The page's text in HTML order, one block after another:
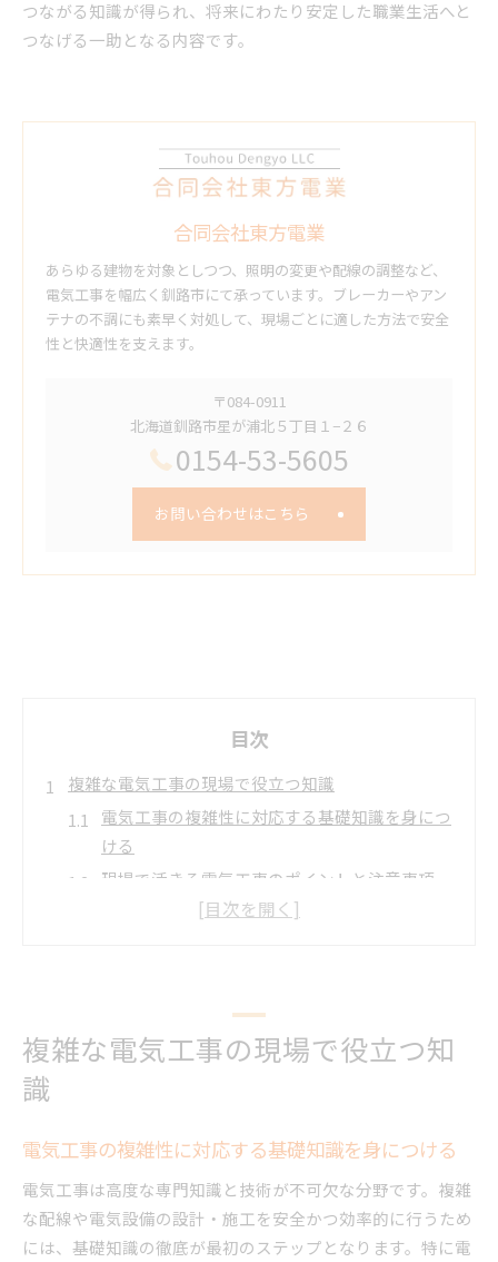
つながる知識が得られ、将来にわたり安定した職業生活へと
つなげる一助となる内容です。
合同会社東方電業
あらゆる建物を対象としつつ、照明の変更や配線の調整など、
電気工事を幅広く釧路市にて承っています。ブレーカーやアン
テナの不調にも素早く対処して、現場ごとに適した方法で安全
性と快適性を支えます。
〒084-0911
北海道釧路市星が浦北５丁目１−２６
0154-53-5605
お問い合わせはこちら
目次
複雑な電気工事の現場で役立つ知識
電気工事の複雑性に対応する基礎知識を身につ
ける
現場で活きる電気工事のポイントと注意事項
複雑な配線工事で求められる電気工事の理解力
高度化する電気工事に求められる力とは
複雑性に強い電気工事士に必要なスキルとは
電気工事の現代的課題とその対策の考え方
電気工事の複雑性に挑むための実践術
複雑な電気工事の現場で役立つ知
識
電気工事の複雑性に対応する基礎知識を身につける
電気工事は高度な専門知識と技術が不可欠な分野です。複雑
な配線や電気設備の設計・施工を安全かつ効率的に行うため
には、基礎知識の徹底が最初のステップとなります。特に電